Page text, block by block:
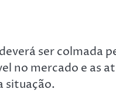
ser colmada
no mercado e as
situação.